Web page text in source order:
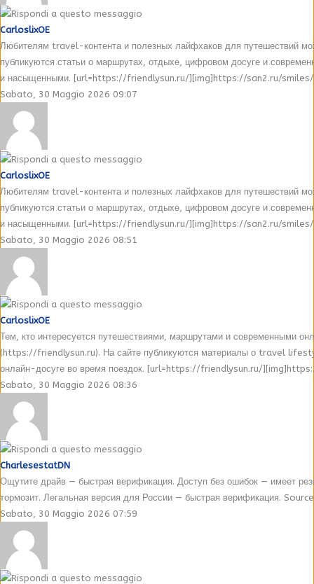
CarloslixOE
Любителям travel-контента и полезных лайфхаков для путешествий
публикуются статьи о маршрутах, отдыхе, цифровом досуге и
и насыщенными. [url=https://friendlysun.ru/][img]https://san2.ru/
Sabato, 30 Maggio 2026 09:07
CarloslixOE
Любителям travel-контента и полезных лайфхаков для путешествий
публикуются статьи о маршрутах, отдыхе, цифровом досуге и
и насыщенными. [url=https://friendlysun.ru/][img]https://san2.ru/
Sabato, 30 Maggio 2026 08:51
CarloslixOE
Тем, кто интересуется путешествиями, маршрутами и современными
(https://friendlysun.ru). На сайте публикуются материалы о travel
онлайн-досуге во время поездок. [url=https://friendlysun.ru/
Sabato, 30 Maggio 2026 08:36
CharlesestatDN
Ощутите драйв — быстрая верификация. Доступ без ошибок — имеет
тормозит. Легальная версия для России — быстрая верификация.
Sabato, 30 Maggio 2026 07:59